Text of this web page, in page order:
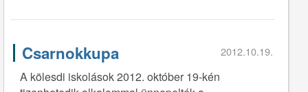
Csarnokkupa 2012.10.19.
A kölesdi iskolások 2012. október 19-kén